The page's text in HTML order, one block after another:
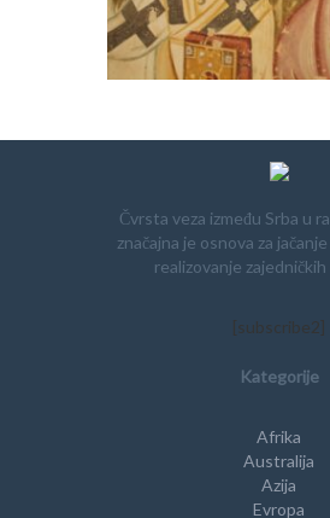
Čvrsta veza između Srba u
značajna je osnova za
realizovanje
[subscribe2]
Kategorije
Afrika
Australija
Azija
Evropa